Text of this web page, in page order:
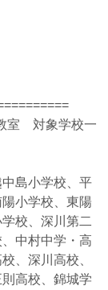
室 対象学校一
島小学校、平
小学校、東陽
校、深川第二
中村中学・高
、深川高校、
高校、錦城学